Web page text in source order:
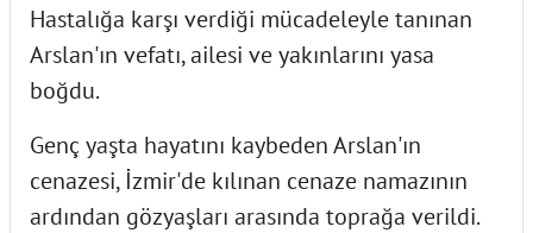
Hastalığa karşı verdiği mücadeleyle tanınan
Arslan'ın vefatı, ailesi ve yakınlarını yasa
boğdu.
Genç yaşta hayatını kaybeden Arslan'ın
cenazesi, İzmir'de kılınan cenaze namazının
ardından gözyaşları arasında toprağa verildi.